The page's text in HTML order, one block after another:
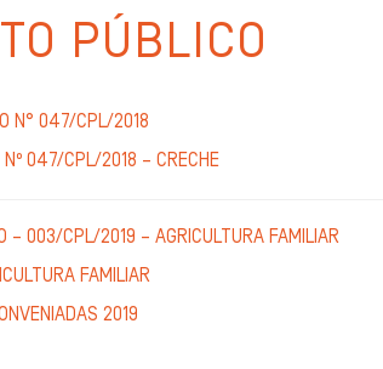
PÚBLICO
N° 047/CPL/2018
Nº 047/CPL/2018 – CRECHE
– 003/CPL/2019 – AGRICULTURA FAMILIAR
FAMILIAR
2019